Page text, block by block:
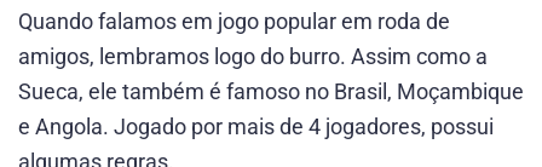
Quando falamos em jogo popular em roda de
amigos, lembramos logo do burro. Assim como a
Sueca, ele também é famoso no Brasil, Moçambique
e Angola. Jogado por mais de 4 jogadores, possui
algumas regras.